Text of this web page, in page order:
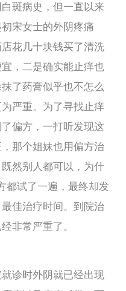
斑病史，但一直以来
宋女士的外阴疼痛
花几十块钱买了清洗
，二是确实能止痒也
了药膏似乎也不怎么
严重。为了寻找止痒
偏方，一打听发现这
那个姐妹也用偏方治
然别人都可以，为什
都试了一遍，最终却发
佳治疗时间。到院治
非常严重了。
诊时外阴就已经出现